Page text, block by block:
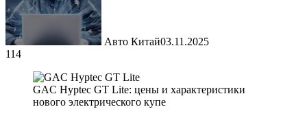
Авто Китай03.11.2025
114
GAC Hyptec GT Lite: цены и характеристики
нового электрического купе